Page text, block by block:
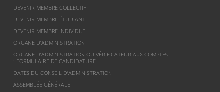
DEVENIR MEMBRE COLLECTIF
DEVENIR MEMBRE ÉTUDIANT
DEVENIR MEMBRE INDIVIDUEL
ORGANE D’ADMINISTRATION
ORGANE D’ADMINISTRATION OU VÉRIFICATEUR AUX COMPTES
: FORMULAIRE DE CANDIDATURE
DATES DU CONSEIL D’ADMINISTRATION
ASSEMBLÉE GÉNÉRALE